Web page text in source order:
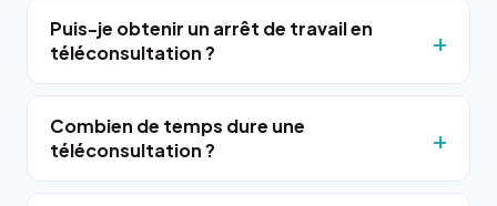
Puis-je obtenir un arrêt de travail en
téléconsultation ?
Combien de temps dure une
téléconsultation ?